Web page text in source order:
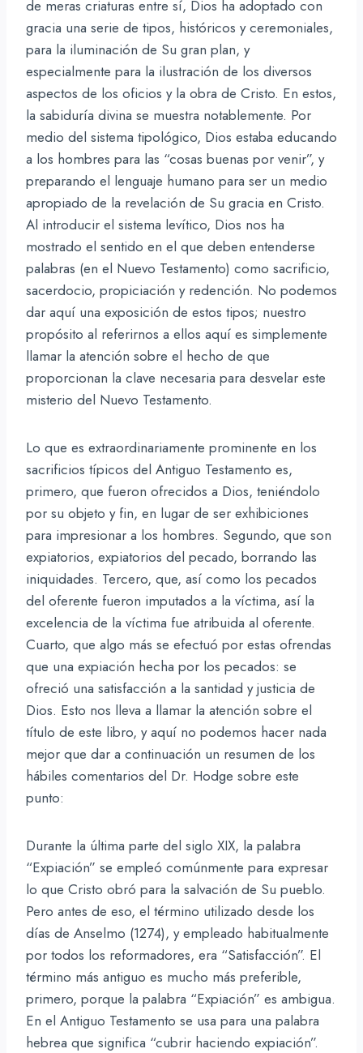
de meras criaturas entre sí, Dios ha adoptado con
gracia una serie de tipos, históricos y ceremoniales,
para la iluminación de Su gran plan, y
especialmente para la ilustración de los diversos
aspectos de los oficios y la obra de Cristo. En estos,
la sabiduría divina se muestra notablemente. Por
medio del sistema tipológico, Dios estaba educando
a los hombres para las “cosas buenas por venir”, y
preparando el lenguaje humano para ser un medio
apropiado de la revelación de Su gracia en Cristo.
Al introducir el sistema levítico, Dios nos ha
mostrado el sentido en el que deben entenderse
palabras (en el Nuevo Testamento) como sacrificio,
sacerdocio, propiciación y redención. No podemos
dar aquí una exposición de estos tipos; nuestro
propósito al referirnos a ellos aquí es simplemente
llamar la atención sobre el hecho de que
proporcionan la clave necesaria para desvelar este
misterio del Nuevo Testamento.
Lo que es extraordinariamente prominente en los
sacrificios típicos del Antiguo Testamento es,
primero, que fueron ofrecidos a Dios, teniéndolo
por su objeto y fin, en lugar de ser exhibiciones
para impresionar a los hombres. Segundo, que son
expiatorios, expiatorios del pecado, borrando las
iniquidades. Tercero, que, así como los pecados
del oferente fueron imputados a la víctima, así la
excelencia de la víctima fue atribuida al oferente.
Cuarto, que algo más se efectuó por estas ofrendas
que una expiación hecha por los pecados: se
ofreció una satisfacción a la santidad y justicia de
Dios. Esto nos lleva a llamar la atención sobre el
título de este libro, y aquí no podemos hacer nada
mejor que dar a continuación un resumen de los
hábiles comentarios del Dr. Hodge sobre este
punto:
Durante la última parte del siglo XIX, la palabra
“Expiación” se empleó comúnmente para expresar
lo que Cristo obró para la salvación de Su pueblo.
Pero antes de eso, el término utilizado desde los
días de Anselmo (1274), y empleado habitualmente
por todos los reformadores, era “Satisfacción”. El
término más antiguo es mucho más preferible,
primero, porque la palabra “Expiación” es ambigua.
En el Antiguo Testamento se usa para una palabra
hebrea que significa “cubrir haciendo expiación”.